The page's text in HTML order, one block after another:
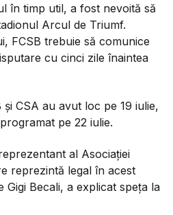
în timp util, a fost nevoită să
Arcul de Triumf.
FCSB trebuie să comunice
cu cinci zile înaintea
CSA au avut loc pe 19 iulie,
pe 22 iulie.
al Asociației
reprezintă legal în acest
Gigi Becali, a explicat speța la